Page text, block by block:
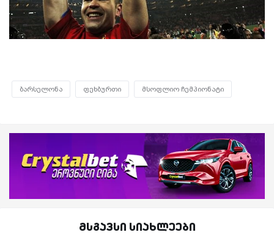
ბარსელონა ფეხბურთი მსოფლიო ჩემპიონატი
მსგავსი სიახლეები